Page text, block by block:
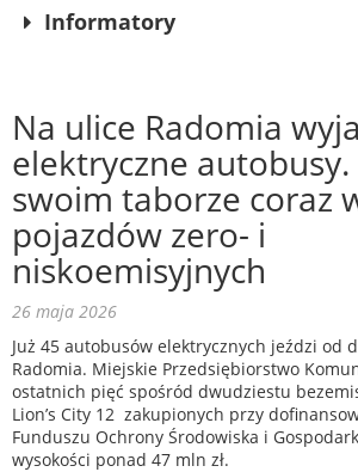
Informatory
Na ulice Radomia
elektryczne autobusy.
swoim taborze coraz
pojazdów zero- i
niskoemisyjnych
26 maja 2026
Już 45 autobusów elektrycznych jeździ od
Radomia. Miejskie Przedsiębiorstwo
ostatnich pięć spośród dwudziestu
Lion’s City 12 zakupionych przy
Funduszu Ochrony Środowiska i
wysokości ponad 47 mln zł.